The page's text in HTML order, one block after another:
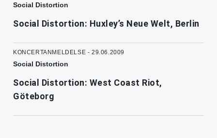
Social Distortion
Social Distortion: Huxley’s Neue Welt, Berlin
KONCERTANMELDELSE - 29.06.2009
Social Distortion
Social Distortion: West Coast Riot,
Göteborg